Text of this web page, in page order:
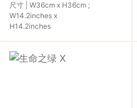
尺寸 | W36cm x H36cm ;
W14.2inches x
H14.2inches